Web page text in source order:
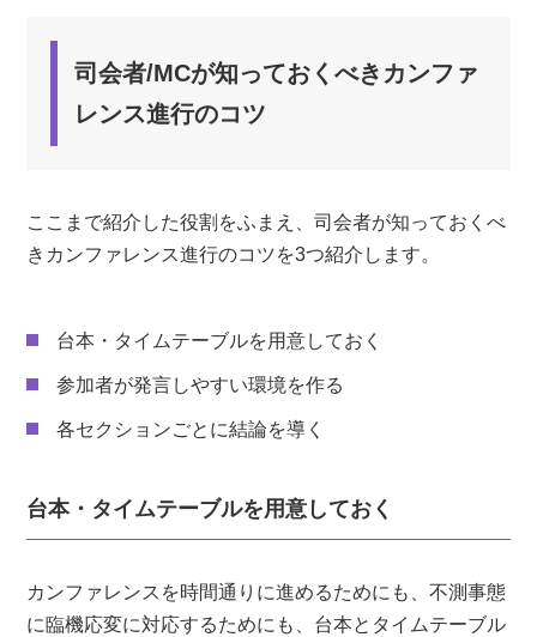
司会者/MCが知っておくべきカンファ
レンス進行のコツ
ここまで紹介した役割をふまえ、司会者が知っておくべ
きカンファレンス進行のコツを3つ紹介します。
台本・タイムテーブルを用意しておく
参加者が発言しやすい環境を作る
各セクションごとに結論を導く
台本・タイムテーブルを用意しておく
カンファレンスを時間通りに進めるためにも、不測事態
に臨機応変に対応するためにも、台本とタイムテーブル